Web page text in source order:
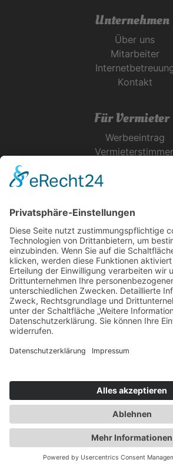
Unternehmen
Über uns
Mitarbeiter
Kontakt
Für Vermieter
Werbeeintrag
Urlaubsservice
Bücher, Karten &
Ihre Anreise
Wetter
Links
Datenschutz
Reiseoasen.de
©2026 Internet-Service-Community|